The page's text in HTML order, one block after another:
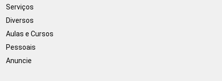
Serviços
Diversos
Aulas e Cursos
Pessoais
Anuncie